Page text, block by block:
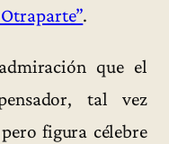
.
que el
tal vez
figura célebre